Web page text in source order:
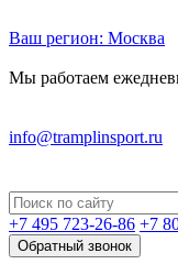
Ваш регион: Москва
Мы работаем
info@tramplinsport.ru
+7 495 723-26-86 +7
Обратный звонок